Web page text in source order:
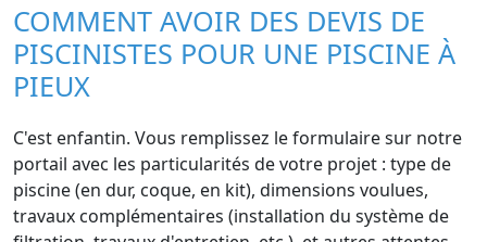
COMMENT AVOIR DES DEVIS DE
PISCINISTES POUR UNE PISCINE À
PIEUX
C'est enfantin. Vous remplissez le formulaire sur notre
portail avec les particularités de votre projet : type de
piscine (en dur, coque, en kit), dimensions voulues,
travaux complémentaires (installation du système de